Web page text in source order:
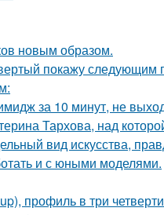
новым образом.
покажу следующим
за 10 минут, не
Тархова, над
вид искусства,
и с юными моделями.
профиль в три